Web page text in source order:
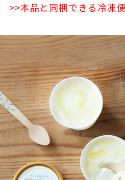
>>本品と同梱できる冷凍